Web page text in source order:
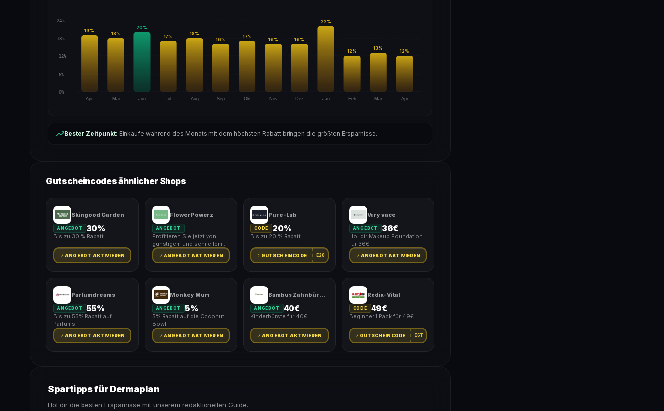
24%
18%
12%
6%
0%
Apr
19%
Mai
18%
Jun
20%
Jul
17%
Aug
18%
Sep
16%
Okt
17%
Nov
16%
Dez
16%
Jan
22%
Feb
12%
Mär
13%
Apr
12%
Bester Zeitpunkt: Einkäufe während des Monats mit dem höchsten Rabatt bringen die größten Ersparnisse.
Gutscheincodes ähnlicher Shops
Skingood Garden
ANGEBOT 30%
Bis zu 30 % Rabatt.
ANGEBOT AKTIVIEREN
FlowerPowerz
ANGEBOT
Profitieren Sie jetzt von
günstigem und schnellem
Versand.
ANGEBOT AKTIVIEREN
Pure-Lab
CODE 20%
Bis zu 20 % Rabatt.
GUTSCHEINCODE E20
Vary vace
ANGEBOT 36€
Hol dir Makeup Foundation
für 36€.
ANGEBOT AKTIVIEREN
Parfumdreams
ANGEBOT 55%
Bis zu 55% Rabatt auf
Parfüms
ANGEBOT AKTIVIEREN
Monkey Mum
ANGEBOT 5%
5% Rabatt auf die Coconut
Bowl
ANGEBOT AKTIVIEREN
Bambus Zahnbürste
ANGEBOT 40€
Kinderbürste für 40€.
ANGEBOT AKTIVIEREN
Redix-Vital
CODE 49€
Beginner 1 Pack für 49€
GUTSCHEINCODE IGT
Spartipps für Dermaplan
Hol dir die besten Ersparnisse mit unserem redaktionellen Guide.